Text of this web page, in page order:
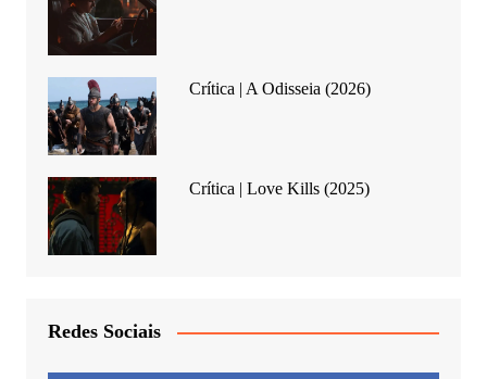
Crítica | A Odisseia (2026)
Crítica | Love Kills (2025)
Redes Sociais